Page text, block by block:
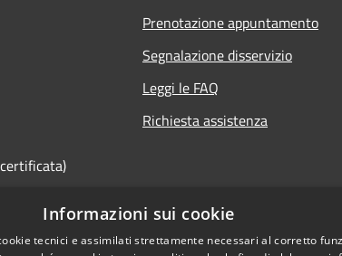
Prenotazione appuntamento
Segnalazione disservizio
Leggi le FAQ
Richiesta assistenza
Informazioni sui cookie
tecnici e assimilati strettamente necessari al corretto